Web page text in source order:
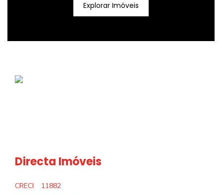
Explorar Imóveis
Directa Imóveis
CRECI
11882